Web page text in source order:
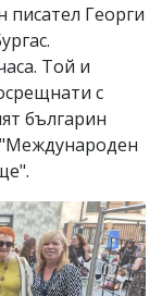
Георги
Той и
с
българин
"Международен